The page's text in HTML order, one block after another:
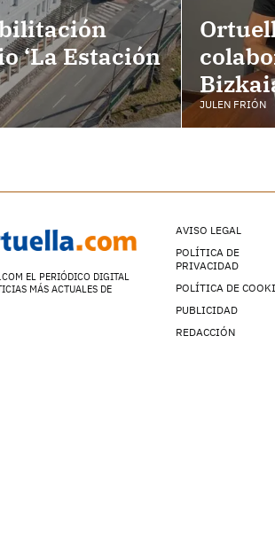
‘La Estación
JULEN FRIÓN
EL PERIÓDICO DIGITAL
MÁS ACTUALES DE
AVISO LEGAL
POLÍTICA DE
PRIVACIDAD
POLÍTICA DE
PUBLICIDAD
REDACCIÓN